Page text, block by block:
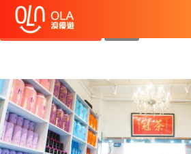
领取每日优惠券
查看`我的优惠记录`